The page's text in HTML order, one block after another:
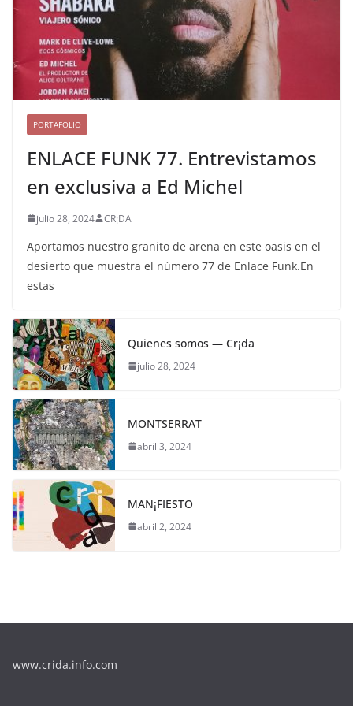
PORTAFOLIO
ENLACE FUNK 77. Entrevistamos
en exclusiva a Ed Michel
julio 28, 2024 CR¡DA
Aportamos nuestro granito de arena en este oasis en el
desierto que muestra el número 77 de Enlace Funk.En
estas
Quienes somos — Cr¡da
julio 28, 2024
MONTSERRAT
abril 3, 2024
MAN¡FIESTO
abril 2, 2024
www.crida.info.com